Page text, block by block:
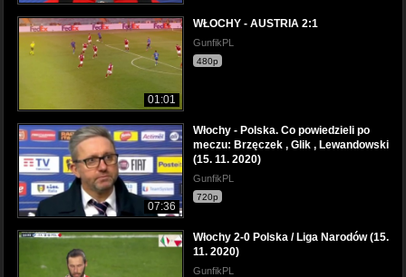
01:01
WŁOCHY - AUSTRIA 2:1
GunfikPL
480p
07:36
Włochy - Polska. Co powiedzieli po
meczu: Brzęczek , Glik , Lewandowski
(15. 11. 2020)
GunfikPL
720p
Włochy 2-0 Polska / Liga Narodów (15.
11. 2020)
GunfikPL